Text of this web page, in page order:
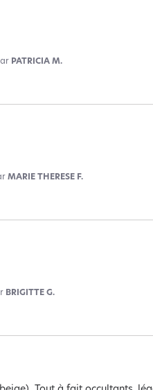
PATRICIA M.
MARIE THERESE F.
BRIGITTE G.